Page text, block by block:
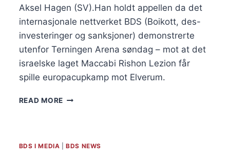
Aksel Hagen (SV).Han holdt appellen da det
internasjonale nettverket BDS (Boikott, des-
investeringer og sanksjoner) demonstrerte
utenfor Terningen Arena søndag – mot at det
israelske laget Maccabi Rishon Lezion får
spille europacupkamp mot Elverum.
READ MORE–
FOR
Å
BDS I MEDIA |BDS NEWS